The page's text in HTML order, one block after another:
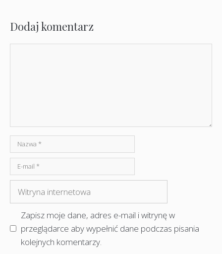
Dodaj komentarz
Nazwa
mail
internetowa
Zapisz moje dane, adres e-mail i witrynę w
przeglądarce aby wypełnić dane podczas pisania
kolejnych komentarzy.